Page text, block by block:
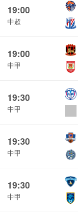
19:00
中超
19:00
中甲
19:30
中甲
19:30
中甲
19:30
中甲